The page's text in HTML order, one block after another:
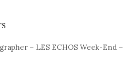
– LES ECHOS Week-End –